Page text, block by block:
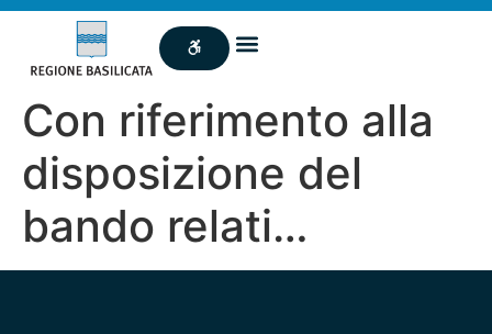
Con riferimento alla
disposizione del
bando relati…